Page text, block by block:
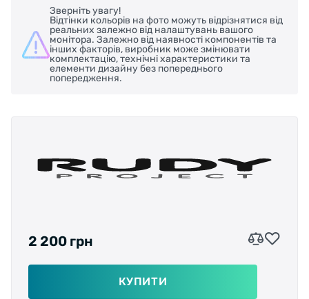
Зверніть увагу!
Відтінки кольорів на фото можуть відрізнятися від
реальних залежно від налаштувань вашого
монітора. Залежно від наявності компонентів та
інших факторів, виробник може змінювати
комплектацію, технічні характеристики та
елементи дизайну без попереднього
попередження.
2 200 грн
КУПИТИ